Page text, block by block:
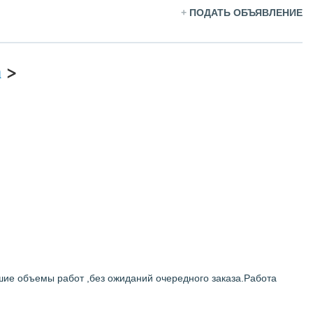
+ ПОДАТЬ ОБЪЯВЛЕНИЕ
>
объемы работ ,без ожиданий очередного заказа.Работа